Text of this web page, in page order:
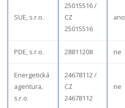
SUE, s.r.o.
25015516 /
CZ
25015516
ano
PDE, s.r.o. 28811208 ne
Energetická
agentura,
s.r.o.
24678112 /
CZ
24678112
ne